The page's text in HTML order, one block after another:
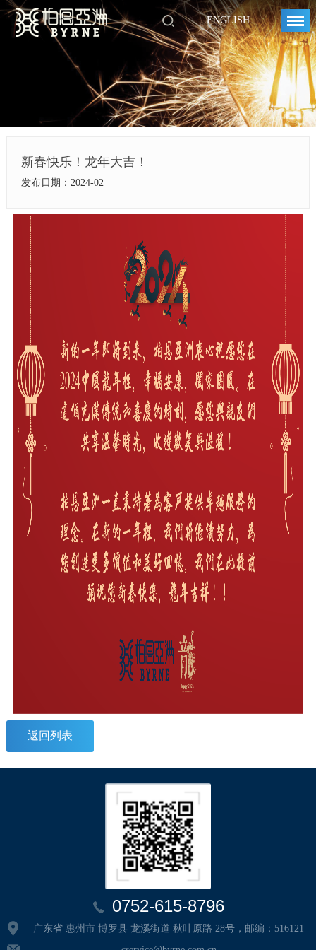
ENGLISH
新春快乐！龙年大吉！
发布日期：2024-02
返回列表
0752-615-8796
广东省 惠州市 博罗县 龙溪街道 秋叶原路 28号，邮编：516121